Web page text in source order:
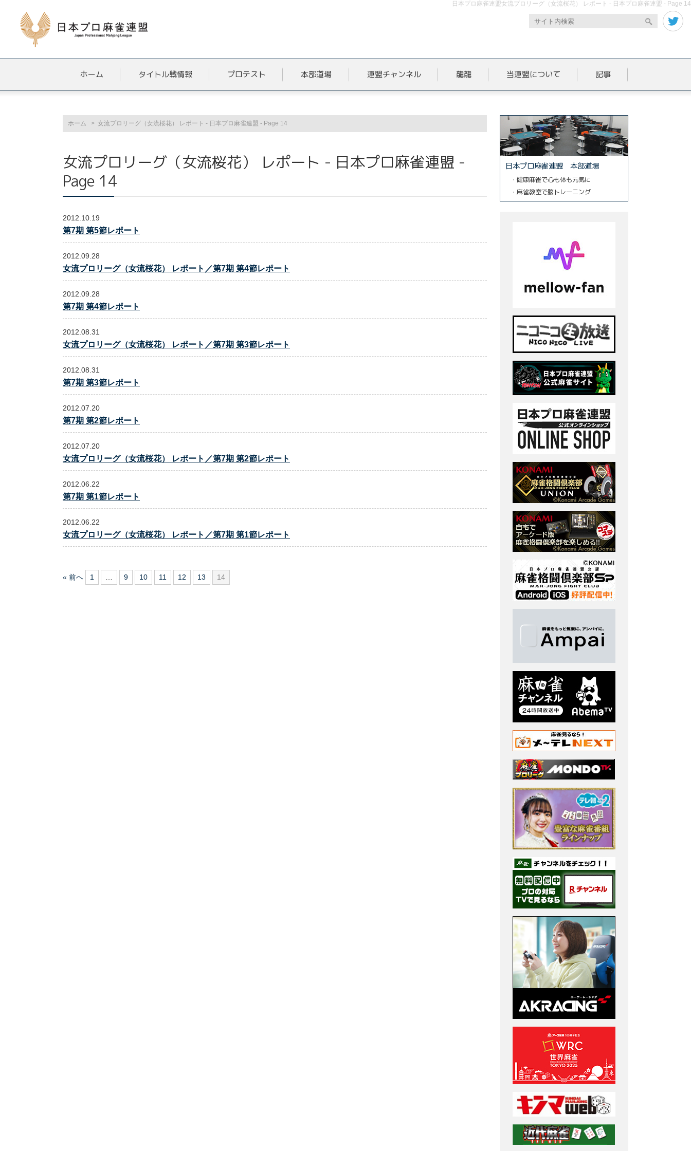
日本プロ麻雀連盟女流プロリーグ（女流桜花） レポート - 日本プロ麻雀連盟 - Page 14
ホーム タイトル戦情報 プロテスト 本部道場 連盟チャンネル 龍龍 当連盟について 記事
ホーム 女流プロリーグ（女流桜花） レポート - 日本プロ麻雀連盟 - Page 14
女流プロリーグ（女流桜花） レポート - 日本プロ麻雀連盟 -
Page 14
2012.10.19
第7期 第5節レポート
2012.09.28
女流プロリーグ（女流桜花） レポート／第7期 第4節レポート
2012.09.28
第7期 第4節レポート
2012.08.31
女流プロリーグ（女流桜花） レポート／第7期 第3節レポート
2012.08.31
第7期 第3節レポート
2012.07.20
第7期 第2節レポート
2012.07.20
女流プロリーグ（女流桜花） レポート／第7期 第2節レポート
2012.06.22
第7期 第1節レポート
2012.06.22
女流プロリーグ（女流桜花） レポート／第7期 第1節レポート
« 前へ 1 9 10 11 12 13 14
日本プロ麻雀連盟 本部道場
・健康麻雀で心も体も元気に
・麻雀教室で脳トレーニング